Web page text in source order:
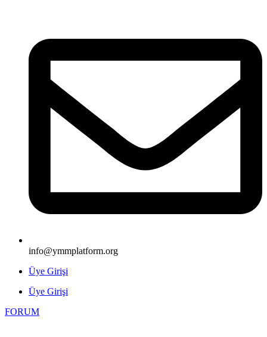
info@ymmplatform.org
Üye Girişi
Üye Girişi
FORUM